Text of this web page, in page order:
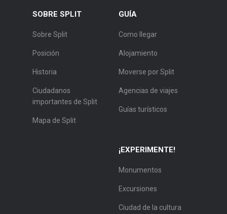
SOBRE SPLIT
Sobre Split
Posición
Historia
Ciudadanos
importantes de Split
Mapa de Split
GUÍA
Como llegar
Alojamiento
Moverse por Split
Agencias de viajes
Guías turísticos
¡EXPERIMENTE!
Monumentos
Excursiones
Ciudad de la cultura